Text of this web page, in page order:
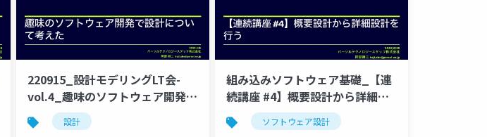
220915_設計モデリングLT会-
vol.4_趣味のソフトウェア開発で
設計について考えた
設計
組み込みソフトウェア基礎_【連
続講座 #4】概要設計から詳細設
計を行うソフトウェア設計